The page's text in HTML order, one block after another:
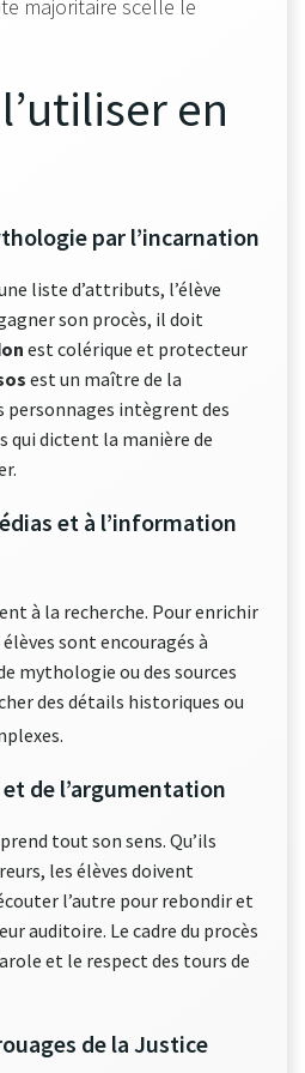
majoritaire scelle le
en
par l’incarnation
liste d’attributs, l’élève
son procès, il doit
est colérique et protecteur
est un maître de la
personnages intègrent des
qui dictent la manière de
et à l’information
à la recherche. Pour enrichir
sont encouragés à
mythologie ou des sources
des détails historiques ou
.
et de l’argumentation
tout son sens. Qu’ils
les élèves doivent
l’autre pour rebondir et
auditoire. Le cadre du procès
et le respect des tours de
de la Justice